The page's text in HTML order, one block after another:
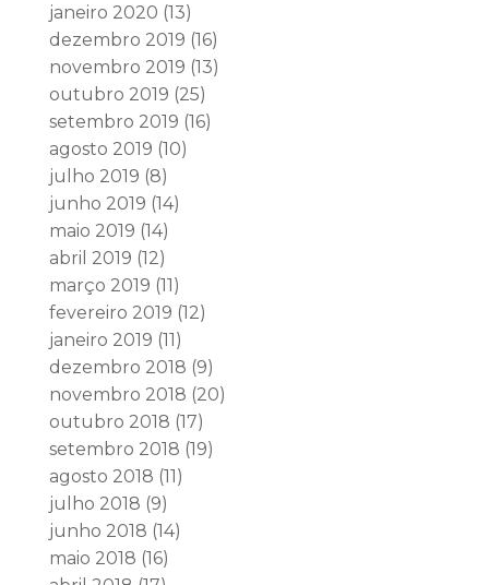
janeiro 2020 (13)
dezembro 2019 (16)
novembro 2019 (13)
outubro 2019 (25)
setembro 2019 (16)
agosto 2019 (10)
julho 2019 (8)
junho 2019 (14)
maio 2019 (14)
abril 2019 (12)
março 2019 (11)
fevereiro 2019 (12)
janeiro 2019 (11)
dezembro 2018 (9)
novembro 2018 (20)
outubro 2018 (17)
setembro 2018 (19)
agosto 2018 (11)
julho 2018 (9)
junho 2018 (14)
maio 2018 (16)